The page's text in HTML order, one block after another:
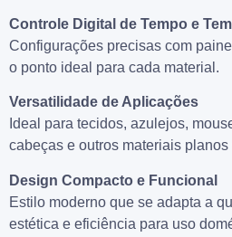
Controle Digital de Tempo e
Configurações precisas com
o ponto ideal para cada material.
Versatilidade de Aplicações
Ideal para tecidos, azulejos,
cabeças e outros materiais
Design Compacto e Funcional
Estilo moderno que se adapta a
estética e eficiência para uso